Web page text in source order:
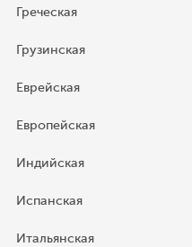
Греческая
Грузинская
Еврейская
Европейская
Индийская
Испанская
Итальянская